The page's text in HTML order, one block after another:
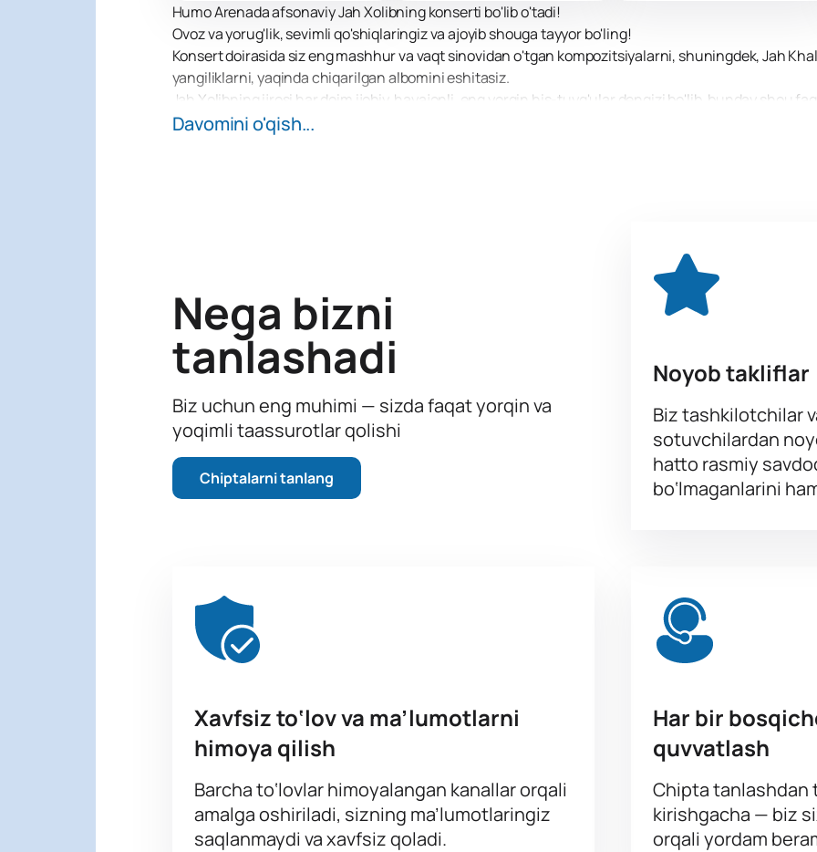
Humo Arenada afsonaviy Jah Xolibning konserti bo'lib o'tadi!
Ovoz va yorug'lik, sevimli qo'shiqlaringiz va ajoyib shouga tayyor bo'ling!
Konsert doirasida siz eng mashhur va vaqt sinovidan o'tgan kompozitsiyalarni, shuningdek, Jah
yangiliklarni, yaqinda chiqarilgan albomini eshitasiz.
Jah Xolibning ijrosi har doim ijobiy, hayajonli, eng yorqin his-tuyg'ular dengizi bo'lib, bunday shou
shou, megatonlar yuqori sifatli ovoz, shuningdek yorug'lik va lazer effektlari kutmoqda. Sahnadagi
Davomini o'qish...
Nega bizni
tanlashadi
Biz uchun eng muhimi — sizda faqat yorqin va
yoqimli taassurotlar qolishi
Chiptalarni tanlang
Noyob takliflar
Biz tashkilotchilar
sotuvchilardan
hatto rasmiy
bo‘lmaganlarini
Xavfsiz to‘lov va ma’lumotlarni
himoya qilish
Barcha to‘lovlar himoyalangan kanallar orqali
amalga oshiriladi, sizning ma’lumotlaringiz
saqlanmaydi va xavfsiz qoladi.
Har bir
quvvatlash
Chipta tanlashdan
kirishgacha — biz
orqali yordam